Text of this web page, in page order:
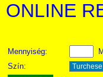
ONLINE
Mennyiség:
Szín: